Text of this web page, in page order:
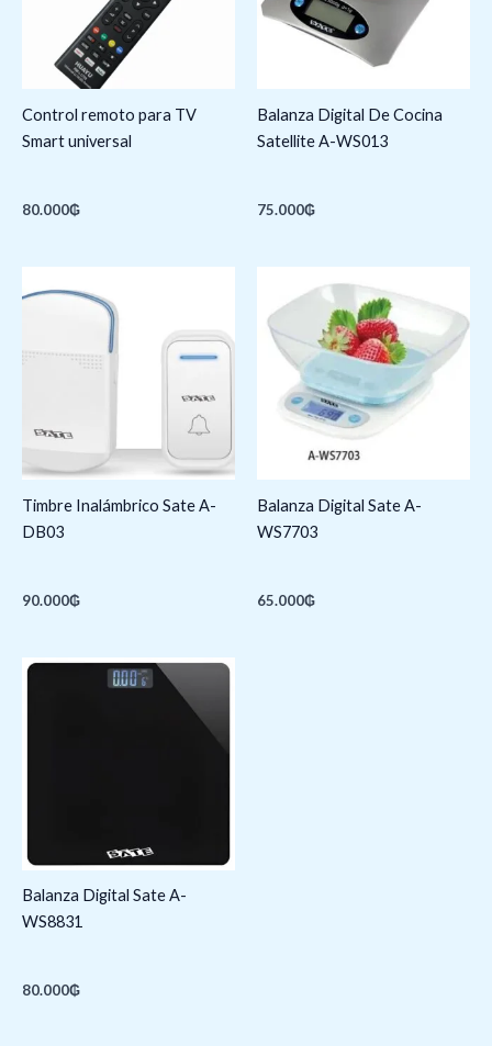
Control remoto para TV
Smart universal
80.000₲
Balanza Digital De Cocina
Satellite A-WS013
75.000₲
Timbre Inalámbrico Sate A-
DB03
90.000₲
Balanza Digital Sate A-
WS7703
65.000₲
Balanza Digital Sate A-
WS8831
80.000₲